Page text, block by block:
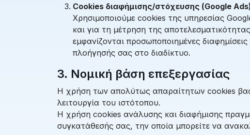
Cookies διαφήμισης/στόχευσης (Google
Χρησιμοποιούμε cookies της υπηρεσίας
και για τη μέτρηση της
εμφανίζονται προσωποποιημένες
πλοήγησής σας στο διαδίκτυο.
3. Νομική βάση επεξεργασίας
Η χρήση των απολύτως απαραίτητων cookies
λειτουργία του ιστότοπου.
Η χρήση cookies ανάλυσης και διαφήμισης
συγκατάθεσής σας, την οποία μπορείτε να